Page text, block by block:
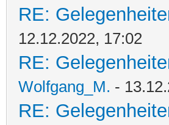
RE:
12.12.2022, 17:02
RE:
Wolfgang_M. -
RE: